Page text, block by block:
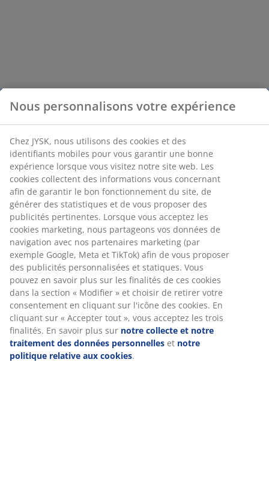
Nous personnalisons votre expérience
Chez JYSK, nous utilisons des cookies et des
identifiants mobiles pour vous garantir une bonne
expérience lorsque vous visitez notre site web. Les
cookies collectent des informations vous concernant
afin de garantir le bon fonctionnement du site, de
générer des statistiques et de vous proposer des
publicités pertinentes. Lorsque vous acceptez les
cookies marketing, nous partageons vos données de
navigation avec nos partenaires marketing (par
exemple Google, Meta et TikTok) afin de vous proposer
des publicités personnalisées et statiques. Vous
pouvez en savoir plus sur les finalités de ces cookies
dans la section « Modifier » et choisir de retirer votre
consentement en cliquant sur l'icône des cookies. En
cliquant sur « Accepter tout », vous acceptez les trois
finalités. En savoir plus sur notre collecte et notre
traitement des données personnelles et notre
politique relative aux cookies.